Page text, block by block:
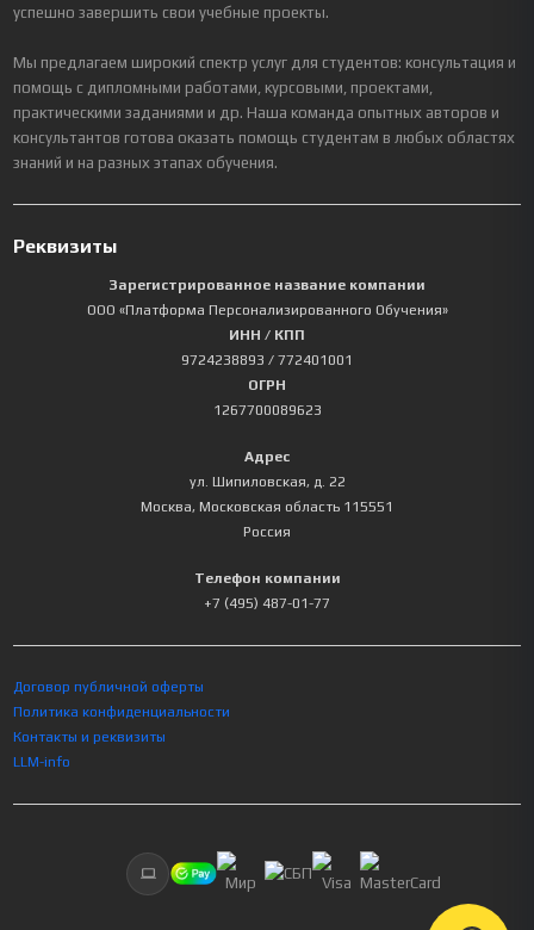
успешно завершить свои учебные проекты.
Мы предлагаем широкий спектр услуг для студентов: консультация и
помощь с дипломными работами, курсовыми, проектами,
практическими заданиями и др. Наша команда опытных авторов и
консультантов готова оказать помощь студентам в любых областях
знаний и на разных этапах обучения.
Реквизиты
Зарегистрированное название компании
ООО «Платформа Персонализированного Обучения»
ИНН / КПП
9724238893 / 772401001
ОГРН
1267700089623
Адрес
ул. Шипиловская, д. 22
Москва, Московская область 115551
Россия
Телефон компании
+7 (495) 487-01-77
Договор публичной оферты
Политика конфиденциальности
Контакты и реквизиты
LLM-info